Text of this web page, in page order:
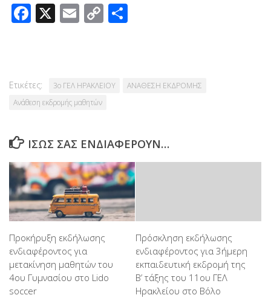
Facebook
X Email
Copy
Ετικέτες: 3ο ΓΕΛ ΗΡΑΚΛΕΙΟΥ
ΑΝΑΘΕΣΗ ΕΚΔΡΟΜΗΣ
Ανάθεση εκδρομής μαθητών
ΊΣΩΣ ΣΑΣ ΕΝΔΙΑΦΈΡΟΥΝ…
Προκήρυξη εκδήλωσης
ενδιαφέροντος για
μετακίνηση μαθητών του
4ου Γυμνασίου στο Lido
soccer
Πρόσκληση εκδήλωσης
ενδιαφέροντος για 3ήμερη
εκπαιδευτική εκδρομή της
Β’ τάξης του 11ου ΓΕΛ
Ηρακλείου στο Βόλο